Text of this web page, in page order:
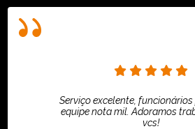
Serviço excelente,
equipe nota mil. Adoramos
vcs!